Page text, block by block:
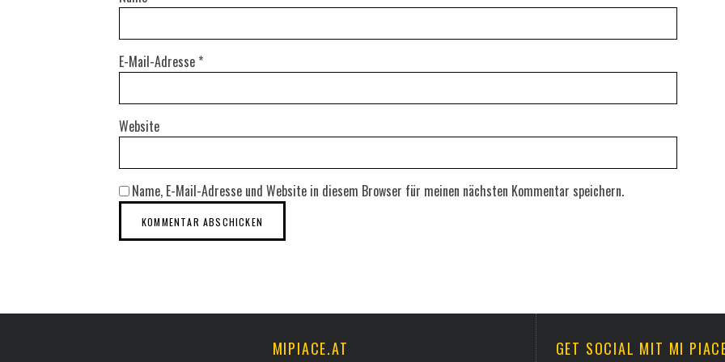
E-Mail-Adresse *
Website
Name, E-Mail-Adresse und Website in diesem Browser für meinen nächsten Kommentar speichern.
MIPIACE.AT GET SOCIAL MIT MI